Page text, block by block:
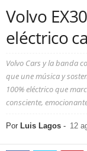
Volvo
eléctrico
Volvo Cars y la banda
que une música y
100% eléctrico que
consciente,
Por Luis Lagos - 12